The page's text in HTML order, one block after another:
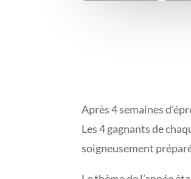
Après 4 semaines
Les 4 gagnants de
soigneusement